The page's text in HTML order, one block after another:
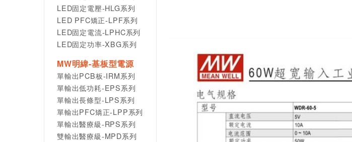
LED固定電壓-HLG系列
LED PFC矯正-LPF系列
LED固定電流-LPHC系列
LED固定功率-XBG系列
MW明緯-基板型電源
單輸出PCB板-IRM系列
單輸出低功耗-EPS系列
單輸出長條型-LPS系列
單輸出PFC矯正-LPP系列
單輸出醫療級-RPS系列
雙輸出醫療級-MPD系列